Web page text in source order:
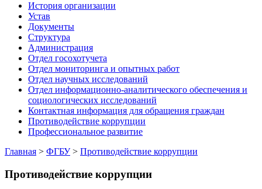
История организации
Устав
Документы
Структура
Администрация
Отдел госохотучета
Отдел мониторинга и опытных работ
Отдел научных исследований
Отдел информационно-аналитического обеспечения и
социологических исследований
Контактная информация для обращения граждан
Противодействие коррупции
Профессиональное развитие
Главная > ФГБУ> Противодействие коррупции
Противодействие коррупции